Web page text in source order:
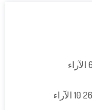
الآراء
10الآراء